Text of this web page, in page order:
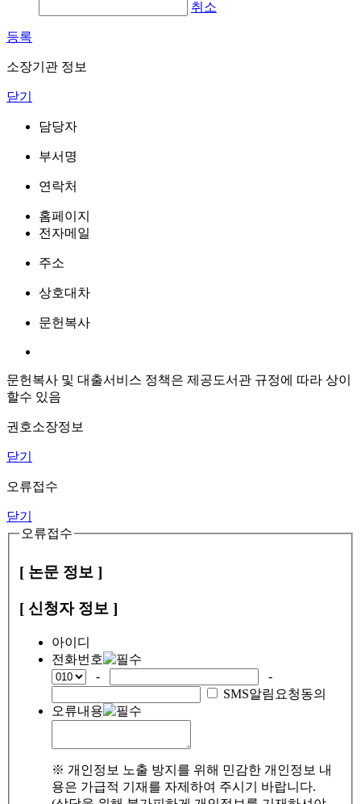
취소
등록
소장기관 정보
닫기
담당자
부서명
연락처
홈페이지
전자메일
주소
상호대차
문헌복사
문헌복사 및 대출서비스 정책은 제공도서관 규정에 따라 상이
할수 있음
권호소장정보
닫기
오류접수
닫기
오류접수
[ 논문 정보 ]
[ 신청자 정보 ]
아이디
전화번호
-
-
SMS알림요청동의
오류내용
※ 개인정보 노출 방지를 위해 민감한 개인정보 내
용은 가급적 기재를 자제하여 주시기 바랍니다.